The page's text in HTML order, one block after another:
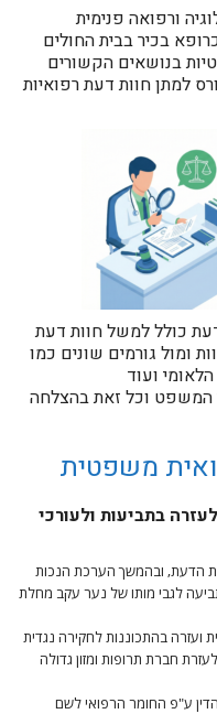
ורפואה פנימית
בכיר בבית החולים
בנושאים הקשורים
למתן חוות דעת רפואיות
דעת כולל למשל חוות דעת
ומול גורמים שונים כמו
ועוד
המשפט וכל זאת בהצלחה
משפטית
בתביעות ולעורכי
הדעת, ובהמשך הערכת הנכות
לגבי מותו של נער עקב מחלת
ועזרה בהתכוננות לחקירה נגדית
חברת תרופות ומזון גדולה
ע"פ החומר הרפואי לשם